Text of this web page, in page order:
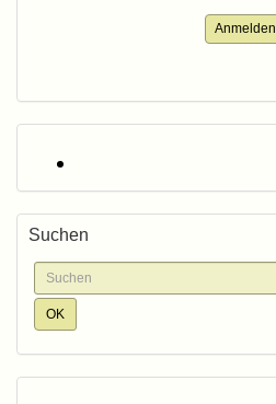
Anmelden
Suchen